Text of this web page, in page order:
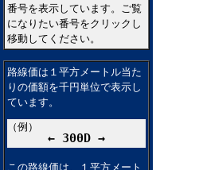
番号を表示しています。ご覧
になりたい番号をクリックし
移動してください。
路線価は１平方メートル当た
りの価額を千円単位で表示し
ています。
（例）
← 300D →
この路線価は、１平方メート